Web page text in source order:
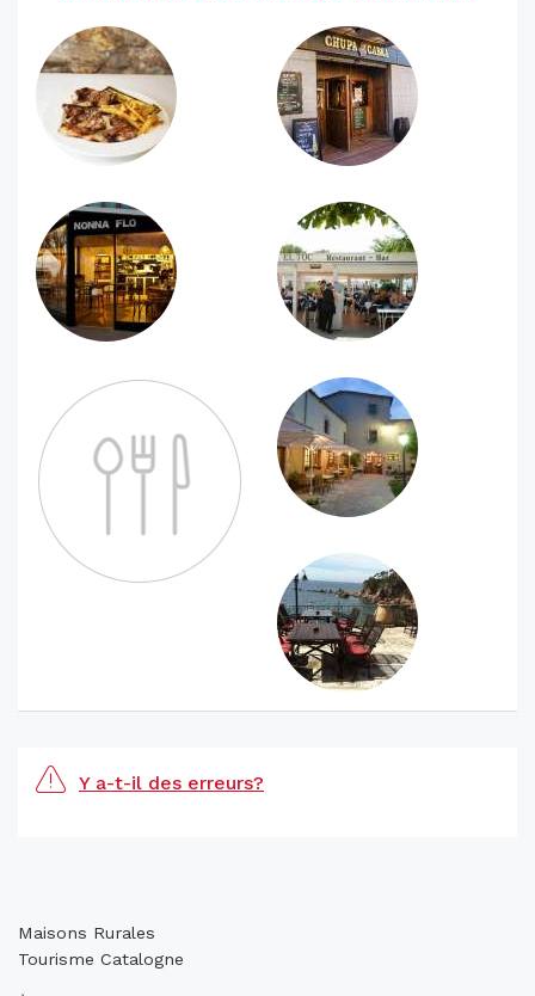
Y a-t-il des erreurs?
Maisons Rurales
Tourisme Catalogne